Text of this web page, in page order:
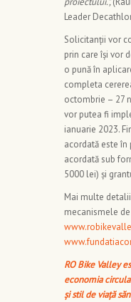
Leader
Solicitanții vor
prin care își vor
o pună în
completa
octombrie – 27
vor putea fi
ianuarie 2023.
acordată este în
acordată sub
5000 lei) și
Mai multe
mecanismele
RO Bike Valley
economia
și stil de viață